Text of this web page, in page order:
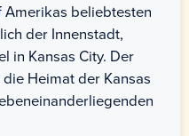
beliebtesten
der Innenstadt,
in Kansas City. Der
Heimat der Kansas